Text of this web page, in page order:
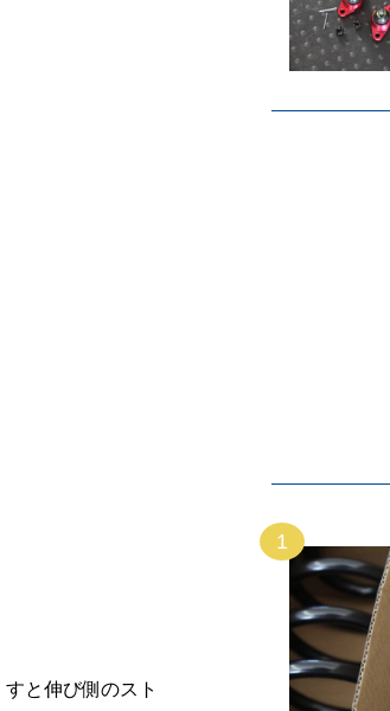
と伸び側のスト
1